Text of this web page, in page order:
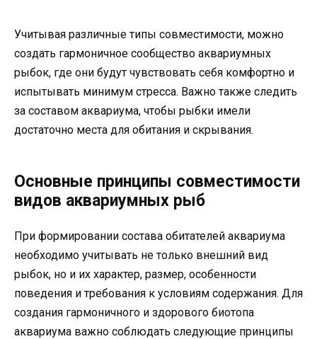
Учитывая различные типы совместимости, можно
создать гармоничное сообщество аквариумных
рыбок, где они будут чувствовать себя комфортно и
испытывать минимум стресса. Важно также следить
за составом аквариума, чтобы рыбки имели
достаточно места для обитания и скрывания.
Основные принципы совместимости
видов аквариумных рыб
При формировании состава обитателей аквариума
необходимо учитывать не только внешний вид
рыбок, но и их характер, размер, особенности
поведения и требования к условиям содержания. Для
создания гармоничного и здорового биотопа
аквариума важно соблюдать следующие принципы